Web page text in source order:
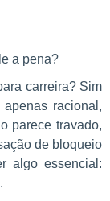
carreira? Sim
racional,
parece travado,
de bloqueio
algo essencial: